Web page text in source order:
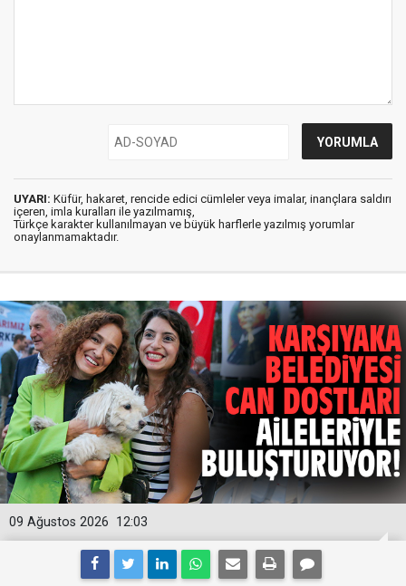
UYARI: Küfür, hakaret, rencide edici cümleler veya imalar, inançlara saldırı
içeren, imla kuralları ile yazılmamış,
Türkçe karakter kullanılmayan ve büyük harflerle yazılmış yorumlar
onaylanmamaktadır.
12:03
09 Ağustos 2026